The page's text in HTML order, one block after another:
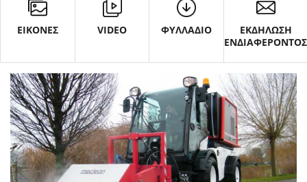
ΕΙΚΟΝΕΣ VIDEO ΦΥΛΛΑΔΙΟ
ΕΚΔΗΛΩΣΗ
ΕΝΔΙΑΦΕΡΟΝΤΟΣ